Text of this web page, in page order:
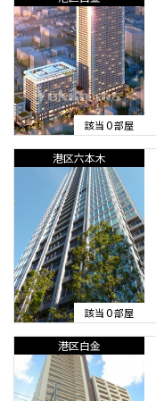
該当0部屋
港区六本木
該当0部屋
港区白金